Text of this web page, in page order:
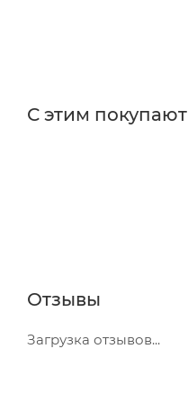
С этим покупают
Отзывы
Загрузка отзывов...